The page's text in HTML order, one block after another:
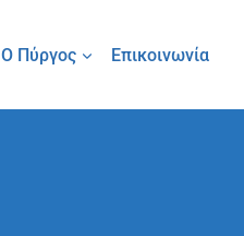
Ο Πύργος Επικοινωνία